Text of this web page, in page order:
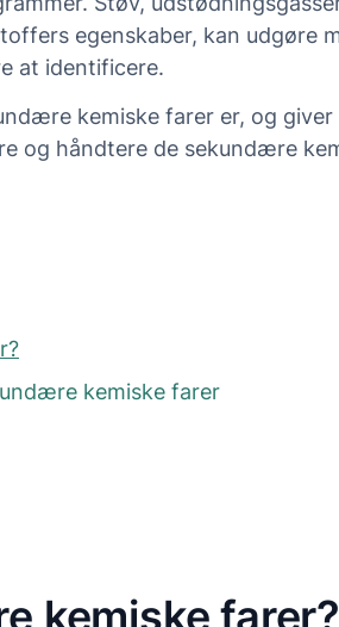
egenskaber, kan udgøre
at identificere.
kemiske farer er, og giver
og håndtere de sekundære
kemiske farer
kemiske farer?